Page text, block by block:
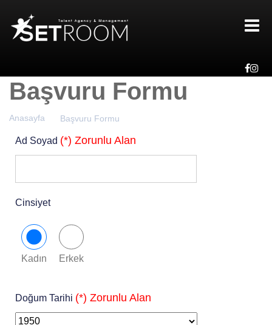
Başvuru Formu
Anasayfa Başvuru Formu
Ad Soyad (*) Zorunlu Alan
Cinsiyet
Kadın Erkek
Doğum Tarihi (*) Zorunlu Alan